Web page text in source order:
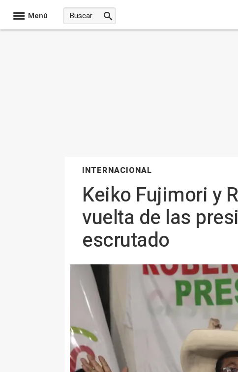
Menú
INTERNACIONAL
Keiko Fujimori y
vuelta de las
escrutado